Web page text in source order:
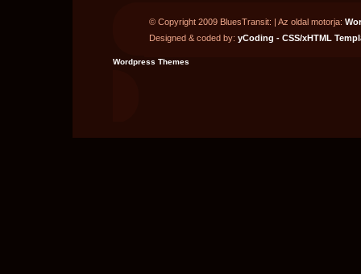
© Copyright 2009 BluesTransit: | Az oldal motorja:
Designed & coded by: yCoding - CSS/xHTML
Wordpress Themes